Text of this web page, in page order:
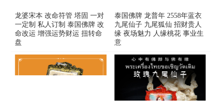
龙婆宋本 改命符管 塔固 一对
一定制 私人订制 泰国佛牌 改
命改运 增强运势财运 扭转命
盘
泰国佛牌 龙普年 2558年蓝衣
九尾仙子 九尾狐仙 招财贵人
缘 夜场魅力 人缘桃花 事业生
意